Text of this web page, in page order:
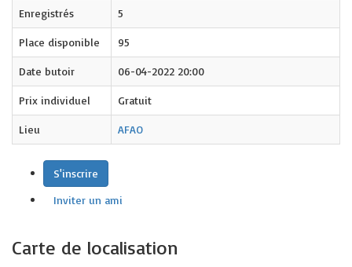
Enregistrés 5
Place disponible 95
Date butoir 06-04-2022 20:00
Prix individuel Gratuit
Lieu AFAO
S'inscrire
Inviter un ami
Carte de localisation